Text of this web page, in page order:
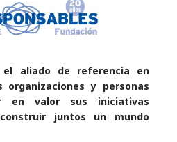
el aliado de referencia en
organizaciones y personas
en valor sus iniciativas
juntos un mundo